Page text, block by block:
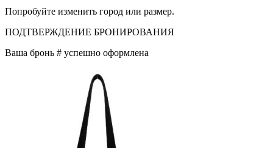
Попробуйте изменить город или размер.
ПОДТВЕРЖДЕНИЕ БРОНИРОВАНИЯ
Ваша бронь # успешно оформлена